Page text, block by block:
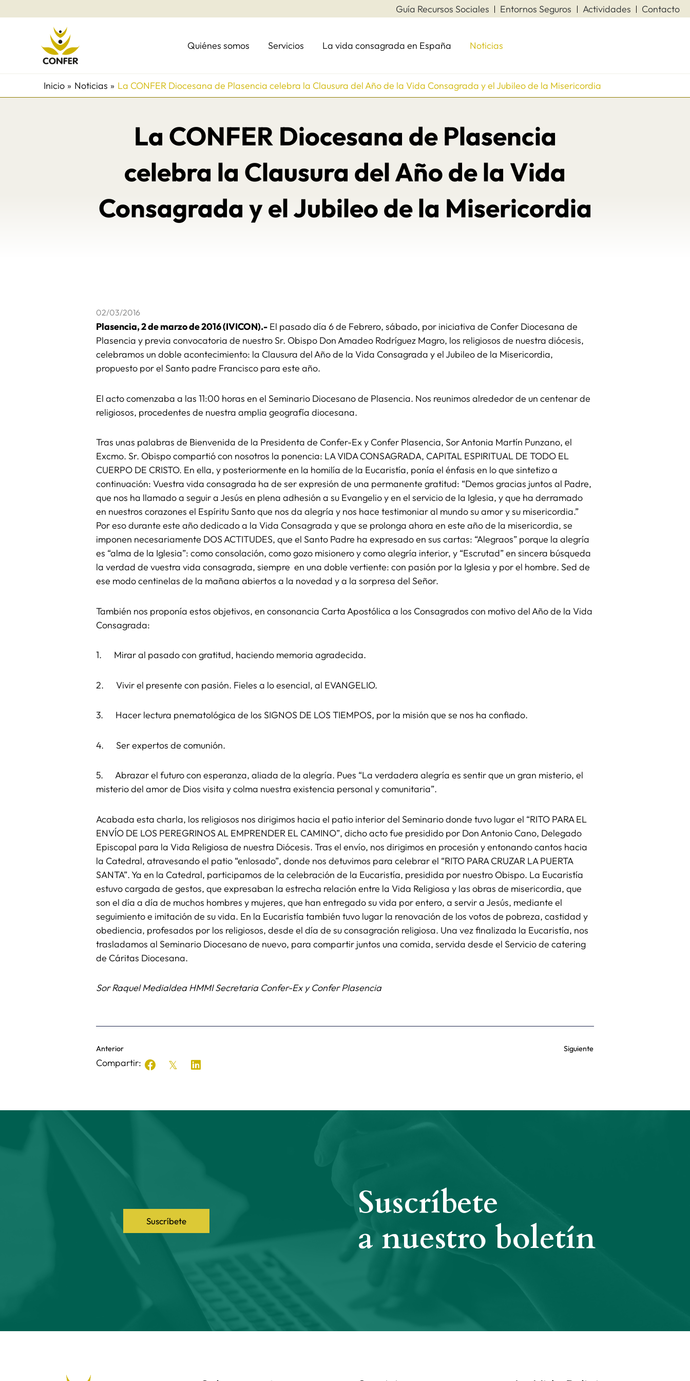
al
Guía Recursos Sociales Entornos Seguros Actividades Contacto
Quiénes somos Servicios La vida consagrada en España Noticias
Inicio Noticias La CONFER Diocesana de Plasencia celebra la Clausura del Año de la Vida Consagrada y el Jubileo de la Misericordia
La CONFER Diocesana de Plasencia
celebra la Clausura del Año de la Vida
Consagrada y el Jubileo de la Misericordia
02/03/2016
Plasencia, 2 de marzo de 2016 (IVICON).- El pasado día 6 de Febrero, sábado, por iniciativa de Confer Diocesana de
Plasencia y previa convocatoria de nuestro Sr. Obispo Don Amadeo Rodríguez Magro, los religiosos de nuestra diócesis,
celebramos un doble acontecimiento: la Clausura del Año de la Vida Consagrada y el Jubileo de la Misericordia,
propuesto por el Santo padre Francisco para este año.
El acto comenzaba a las 11:00 horas en el Seminario Diocesano de Plasencia. Nos reunimos alrededor de un centenar de
religiosos, procedentes de nuestra amplia geografía diocesana.
Tras unas palabras de Bienvenida de la Presidenta de Confer-Ex y Confer Plasencia, Sor Antonia Martín Punzano, el
Excmo. Sr. Obispo compartió con nosotros la ponencia: LA VIDA CONSAGRADA, CAPITAL ESPIRITUAL DE TODO EL
CUERPO DE CRISTO. En ella, y posteriormente en la homilía de la Eucaristía, ponía el énfasis en lo que sintetizo a
continuación: Vuestra vida consagrada ha de ser expresión de una permanente gratitud: “Demos gracias juntos al Padre,
que nos ha llamado a seguir a Jesús en plena adhesión a su Evangelio y en el servicio de la Iglesia, y que ha derramado
en nuestros corazones el Espíritu Santo que nos da alegría y nos hace testimoniar al mundo su amor y su misericordia.”
Por eso durante este año dedicado a la Vida Consagrada y que se prolonga ahora en este año de la misericordia, se
imponen necesariamente DOS ACTITUDES, que el Santo Padre ha expresado en sus cartas: “Alegraos” porque la alegría
es “alma de la Iglesia”: como consolación, como gozo misionero y como alegría interior, y “Escrutad” en sincera búsqueda
la verdad de vuestra vida consagrada, siempre en una doble vertiente: con pasión por la Iglesia y por el hombre. Sed de
ese modo centinelas de la mañana abiertos a la novedad y a la sorpresa del Señor.
También nos proponía estos objetivos, en consonancia Carta Apostólica a los Consagrados con motivo del Año de la Vida
Consagrada:
1. Mirar al pasado con gratitud, haciendo memoria agradecida.
2. Vivir el presente con pasión. Fieles a lo esencial, al EVANGELIO.
3. Hacer lectura pnematológica de los SIGNOS DE LOS TIEMPOS, por la misión que se nos ha confiado.
4. Ser expertos de comunión.
5. Abrazar el futuro con esperanza, aliada de la alegría. Pues “La verdadera alegría es sentir que un gran misterio, el
misterio del amor de Dios visita y colma nuestra existencia personal y comunitaria”.
Acabada esta charla, los religiosos nos dirigimos hacia el patio interior del Seminario donde tuvo lugar el “RITO PARA EL
ENVÍO DE LOS PEREGRINOS AL EMPRENDER EL CAMINO”, dicho acto fue presidido por Don Antonio Cano, Delegado
Episcopal para la Vida Religiosa de nuestra Diócesis. Tras el envío, nos dirigimos en procesión y entonando cantos hacia
la Catedral, atravesando el patio “enlosado”, donde nos detuvimos para celebrar el “RITO PARA CRUZAR LA PUERTA
SANTA”. Ya en la Catedral, participamos de la celebración de la Eucaristía, presidida por nuestro Obispo. La Eucaristía
estuvo cargada de gestos, que expresaban la estrecha relación entre la Vida Religiosa y las obras de misericordia, que
son el día a día de muchos hombres y mujeres, que han entregado su vida por entero, a servir a Jesús, mediante el
seguimiento e imitación de su vida. En la Eucaristía también tuvo lugar la renovación de los votos de pobreza, castidad y
obediencia, profesados por los religiosos, desde el día de su consagración religiosa. Una vez finalizada la Eucaristía, nos
trasladamos al Seminario Diocesano de nuevo, para compartir juntos una comida, servida desde el Servicio de catering
de Cáritas Diocesana.
Sor Raquel Medialdea HMMI Secretaria Confer-Ex y Confer Plasencia
Anterior Siguiente
Compartir:
Suscríbete
Suscríbete
a nuestro boletín